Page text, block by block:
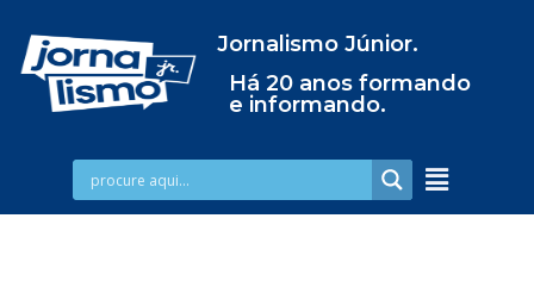
Jornalismo Júnior.
Há 20 anos formando
e informando.